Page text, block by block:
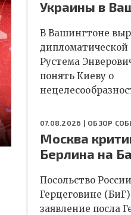
Украины в
В Вашингтоне
Рустема
понять Киеву о
07.08.2026 | ОБЗОР
Москва
Берлина на
Посольство
Герцеговине
заявление посла